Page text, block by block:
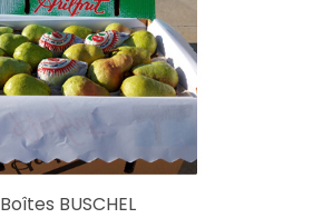
Boîtes BUSCHEL